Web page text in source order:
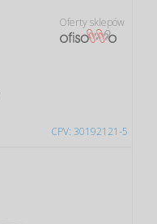
CPV: 30192121-5
Oferty sklepów